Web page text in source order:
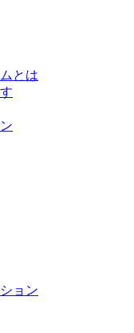
とは
ョン